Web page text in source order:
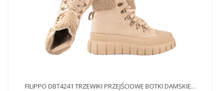
FILIPPO DBT4241 TRZEWIKI PRZEJŚCIOWE BOTKI DAMSKIE...